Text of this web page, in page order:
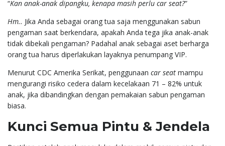
“Kan anak-anak dipangku, kenapa masih perlu car seat?”
Hm.. Jika Anda sebagai orang tua saja menggunakan sabun
pengaman saat berkendara, apakah Anda tega jika anak-anak
tidak dibekali pengaman? Padahal anak sebagai aset berharga
orang tua harus diperlakukan layaknya penumpang VIP.
Menurut CDC Amerika Serikat, penggunaan car seat mampu
mengurangi risiko cedera dalam kecelakaan 71 – 82% untuk
anak, jika dibandingkan dengan pemakaian sabun pengaman
biasa.
Kunci Semua Pintu & Jendela